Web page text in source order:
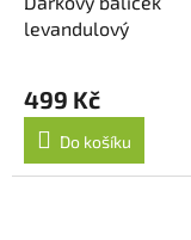
levandulový
499 Kč
Do košíku